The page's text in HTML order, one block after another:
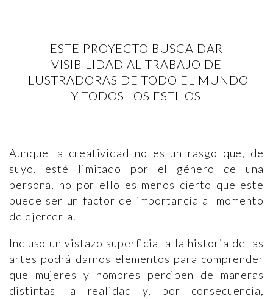
ESTE PROYECTO BUSCA DAR
VISIBILIDAD AL TRABAJO DE
ILUSTRADORAS DE TODO EL MUNDO
Y TODOS LOS ESTILOS
Aunque la creatividad no es un rasgo que, de
suyo, esté limitado por el género de una
persona, no por ello es menos cierto que este
puede ser un factor de importancia al momento
de ejercerla.
Incluso un vistazo superficial a la historia de las
artes podrá darnos elementos para comprender
que mujeres y hombres perciben de maneras
distintas la realidad y, por consecuencia,